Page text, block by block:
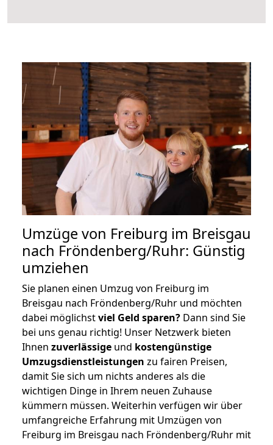
Umzüge von Freiburg im Breisgau
nach Fröndenberg/Ruhr: Günstig
umziehen
Sie planen einen Umzug von Freiburg im
Breisgau nach Fröndenberg/Ruhr und möchten
dabei möglichstviel Geld sparen? Dann sind Sie
bei uns genau richtig! Unser Netzwerk bieten
Ihnen zuverlässige und kostengünstige
Umzugsdienstleistungen zu fairen Preisen,
damit Sie sich um nichts anderes als die
wichtigen Dinge in Ihrem neuen Zuhause
kümmern müssen. Weiterhin verfügen wir über
umfangreiche Erfahrung mit Umzügen von
Freiburg im Breisgau nach Fröndenberg/Ruhr mit